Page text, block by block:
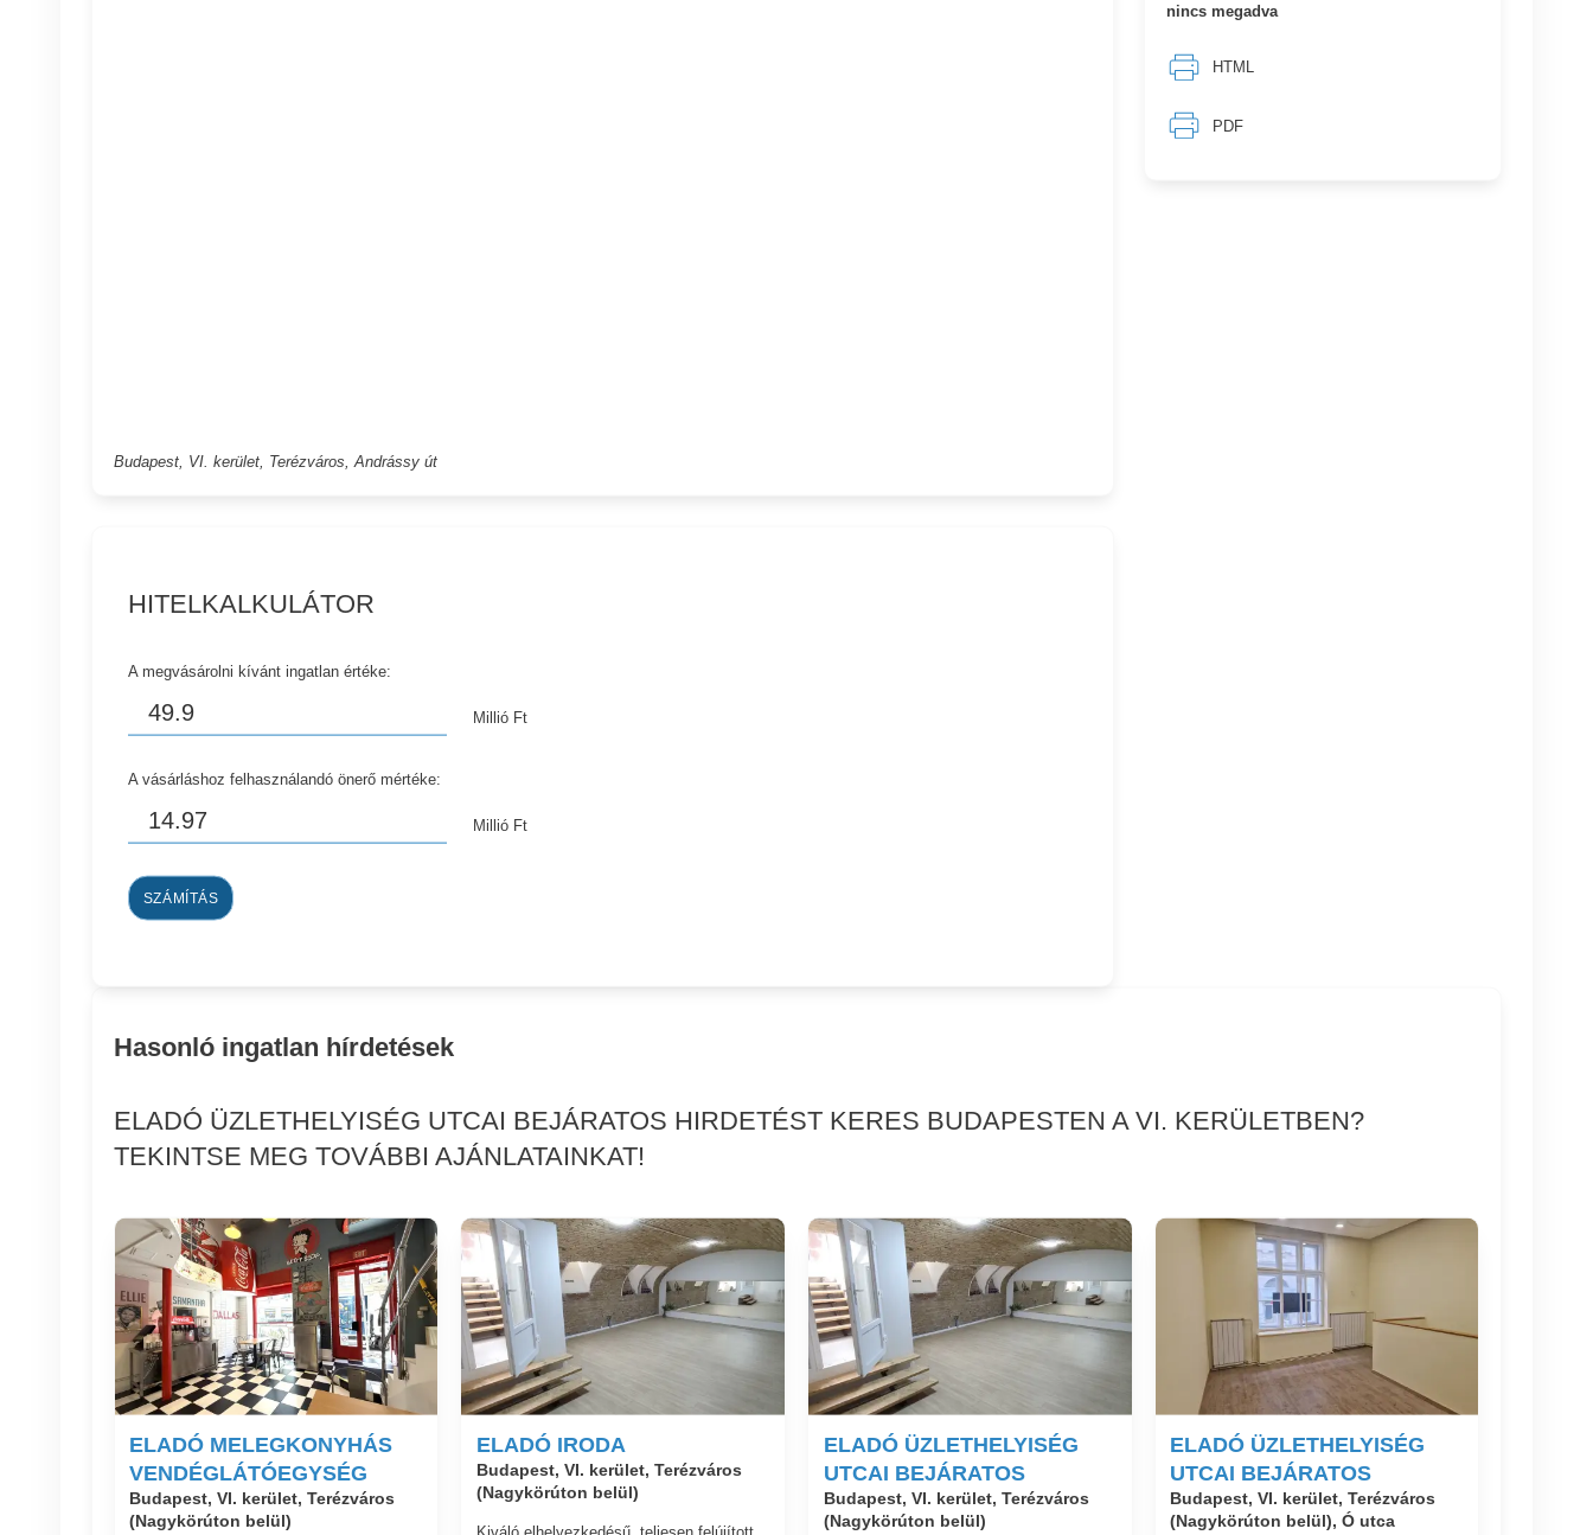
nincs megadva
HTML
PDF
Budapest, VI. kerület, Terézváros, Andrássy út
HITELKALKULÁTOR
A megvásárolni kívánt ingatlan értéke:
Millió Ft
A vásárláshoz felhasználandó önerő mértéke:
Millió Ft
SZÁMÍTÁS
Hasonló ingatlan hírdetések
ELADÓ ÜZLETHELYISÉG UTCAI BEJÁRATOS HIRDETÉST KERES BUDAPESTEN A VI. KERÜLETBEN?
TEKINTSE MEG TOVÁBBI AJÁNLATAINKAT!
ELADÓ MELEGKONYHÁS
VENDÉGLÁTÓEGYSÉG
Budapest, VI. kerület, Terézváros
(Nagykörúton belül)
ELADÓ IRODA
Budapest, VI. kerület, Terézváros
(Nagykörúton belül)
Kiváló elhelyezkedésű, teljesen felújított
ELADÓ ÜZLETHELYISÉG
UTCAI BEJÁRATOS
Budapest, VI. kerület, Terézváros
(Nagykörúton belül)
ELADÓ ÜZLETHELYISÉG
UTCAI BEJÁRATOS
Budapest, VI. kerület, Terézváros
(Nagykörúton belül), Ó utca